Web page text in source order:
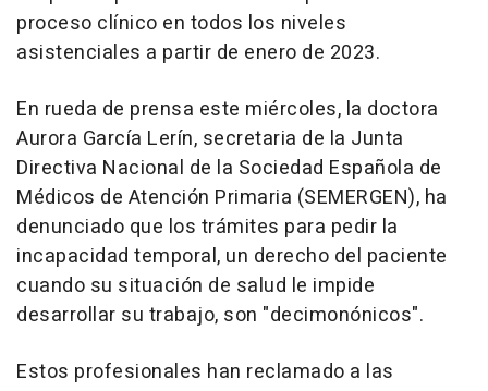
proceso clínico en todos los niveles
asistenciales a partir de enero de 2023.
En rueda de prensa este miércoles, la doctora
Aurora García Lerín, secretaria de la Junta
Directiva Nacional de la Sociedad Española de
Médicos de Atención Primaria (SEMERGEN), ha
denunciado que los trámites para pedir la
incapacidad temporal, un derecho del paciente
cuando su situación de salud le impide
desarrollar su trabajo, son "decimonónicos".
Estos profesionales han reclamado a las